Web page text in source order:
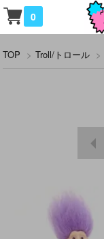
0
TOP > Troll/トロール >